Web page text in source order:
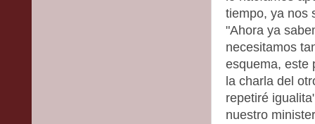
tiempo, ya nos
"Ahora ya
necesitamos
esquema, este
la charla del
repetiré
nuestro